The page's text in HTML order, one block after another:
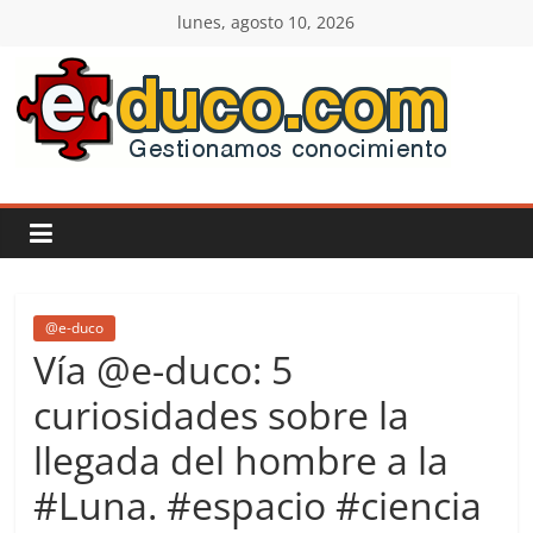
contenido
lunes, agosto 10, 2026
E-
duco:
Gestión
del
Conocimiento
Learn
more.
Do
@e-duco
Vía @e-duco: 5
curiosidades sobre la
llegada del hombre a la
#Luna. #espacio #ciencia